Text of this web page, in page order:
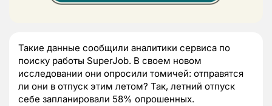
Такие данные сообщили аналитики сервиса по
поиску работы SuperJob. В своем новом
исследовании они опросили томичей: отправятся
ли они в отпуск этим летом? Так, летний отпуск
себе запланировали 58% опрошенных.